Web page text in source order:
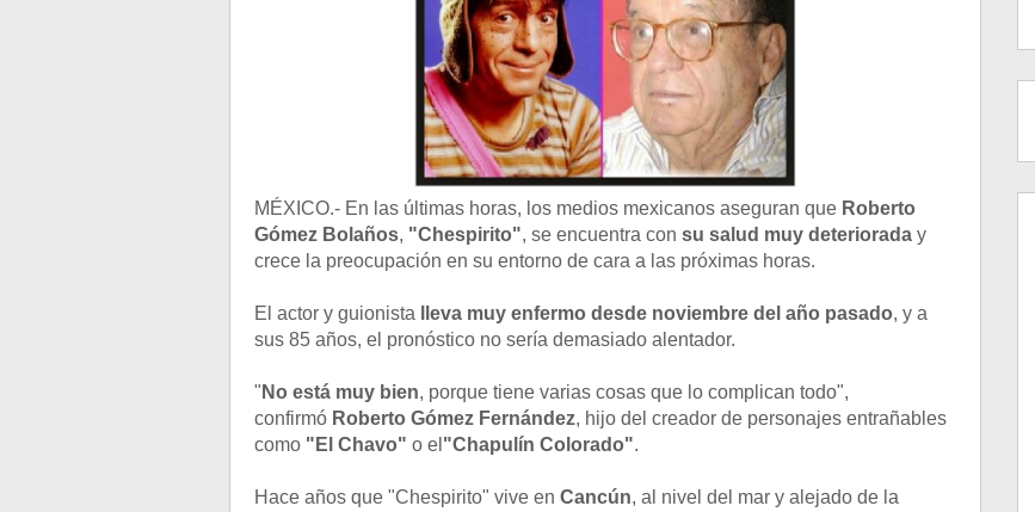
MÉXICO.- En las últimas horas, los medios mexicanos aseguran que Roberto
Gómez Bolaños, "Chespirito", se encuentra con su salud muy deteriorada y
crece la preocupación en su entorno de cara a las próximas horas.
El actor y guionista lleva muy enfermo desde noviembre del año pasado, y a
sus 85 años, el pronóstico no sería demasiado alentador.
" No está muy bien, porque tiene varias cosas que lo complican todo",
confirmó Roberto Gómez Fernández, hijo del creador de personajes entrañables
como "El Chavo" o el "Chapulín Colorado".
Hace años que "Chespirito" vive en Cancún, al nivel del mar y alejado de la